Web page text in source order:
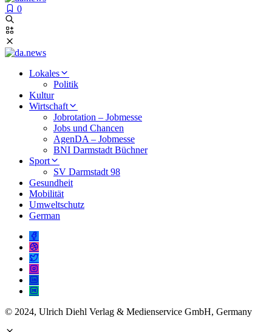
0
Lokales
Politik
Kultur
Wirtschaft
Jobrotation – Jobmesse
Jobs und Chancen
AgenDA – Jobmesse
BNI Darmstadt Büchner
Sport
SV Darmstadt 98
Gesundheit
Mobilität
Umweltschutz
German
© 2024, Ulrich Diehl Verlag & Medienservice GmbH, Germany